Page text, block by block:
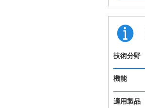
技術分野
機能
適用製品